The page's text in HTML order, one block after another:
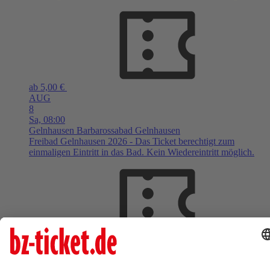
ab 5,00 €
AUG
8
Sa, 08:00
Gelnhausen Barbarossabad Gelnhausen
Freibad Gelnhausen 2026 - Das Ticket berechtigt zum
einmaligen Eintritt in das Bad. Kein Wiedereintritt möglich.
ab 5,00 €